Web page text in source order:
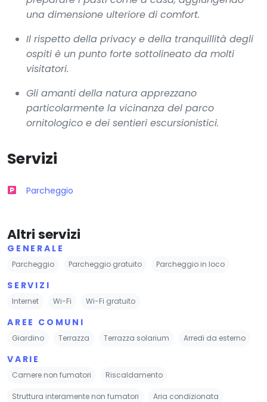
una dimensione ulteriore di comfort.
Il rispetto della privacy e della tranquillità degli
ospiti è un punto forte sottolineato da molti
visitatori.
Gli amanti della natura apprezzano
particolarmente la vicinanza del parco
ornitologico e dei sentieri escursionistici.
Servizi
Parcheggio
Altri servizi
GENERALE
Parcheggio Parcheggio gratuito Parcheggio in loco
SERVIZI
Internet Wi-Fi Wi-Fi gratuito
AREE COMUNI
Giardino Terrazza Terrazza solarium Arredi da esterno
VARIE
Camere non fumatori Riscaldamento
Struttura interamente non fumatori Aria condizionata